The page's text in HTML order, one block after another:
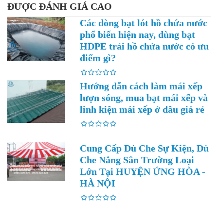
ĐƯỢC ĐÁNH GIÁ CAO
Các dòng bạt lót hồ chứa nước
phổ biến hiện nay, dùng bạt
HDPE trải hồ chứa nước có ưu
điểm gì?
Hướng dẫn cách làm mái xếp
lượn sóng, mua bạt mái xếp và
linh kiện mái xếp ở đâu giá rẻ
Cung Cấp Dù Che Sự Kiện, Dù
Che Nắng Sân Trường Loại
Lớn Tại HUYỆN ỨNG HÒA -
HÀ NỘI